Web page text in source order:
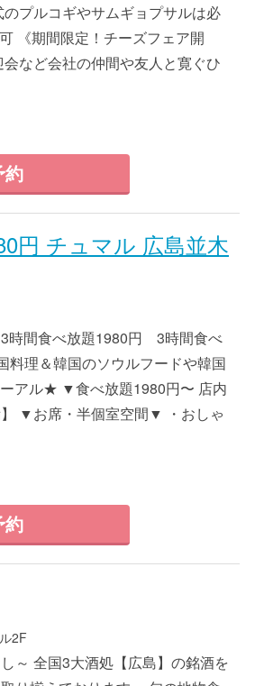
プルコギやサムギョプサルは必
《期間限定！チーズフェア開
など会社の仲間や友人と寛ぐひ
円 チュマル 広島並木
3時間食べ放題1980円 3時間食べ
料理＆韓国のソウルフードや韓国
アル★ ▼食べ放題1980円〜 店内
▼お席・半個室空間▼ ・おしゃ
2F
～ 全国3大酒処【広島】の銘酒を